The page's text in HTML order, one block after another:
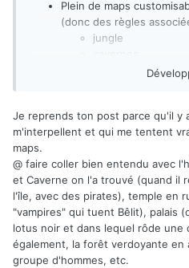
Plein de maps
(donc des règles
jungle
temple en ruine
forêt verdoyante
une cité vue des
plaine
[...]
Je reprends ton post parce qu'il y
m'interpellent et qui me tentent
maps.
@ faire coller bien entendu avec
et Caverne on l'a trouvé (quand il
l'île, avec des pirates), temple en
"vampires" qui tuent Bêlit), palais
lotus noir et dans lequel rôde une
également, la forêt verdoyante en
groupe d'hommes, etc.